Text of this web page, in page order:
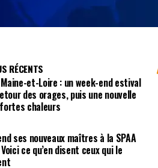
RÉCENTS
et-Loire : un week-end estival
des orages, puis une nouvelle
chaleurs
ses nouveaux maîtres à la SPAA
ce qu’en disent ceux qui le